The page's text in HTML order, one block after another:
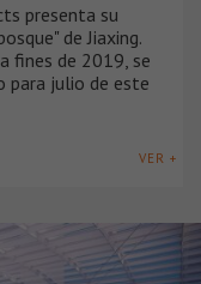
presenta su
de Jiaxing.
fines de 2019, se
para julio de este
VER +